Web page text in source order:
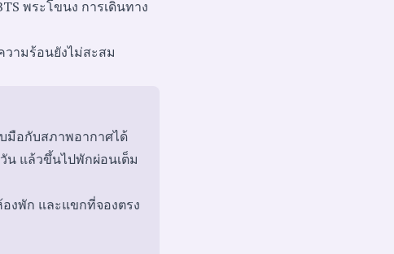
พระโขนง การเดินทาง
วามร้อนยังไม่สะสม
มือกับสภาพอากาศได้
น แล้วขึ้นไปพักผ่อนเต็ม
งพัก และแขกที่จองตรง